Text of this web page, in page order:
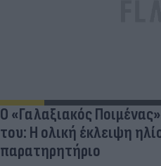
Ο «Γαλαξιακός
του: Η ολική έκλειψη
παρατηρητήριο